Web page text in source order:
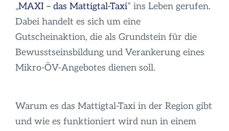
Infos
„MAXI – das Mattigtal-Taxi“ ins Leben gerufen.
Dabei handelt es sich um eine
Gutscheinaktion, die als Grundstein für die
Bewusstseinsbildung und Verankerung eines
Mikro-ÖV-Angebotes dienen soll.
Warum es das Mattigtal-Taxi in der Region gibt
und wie es funktioniert wird nun in einem